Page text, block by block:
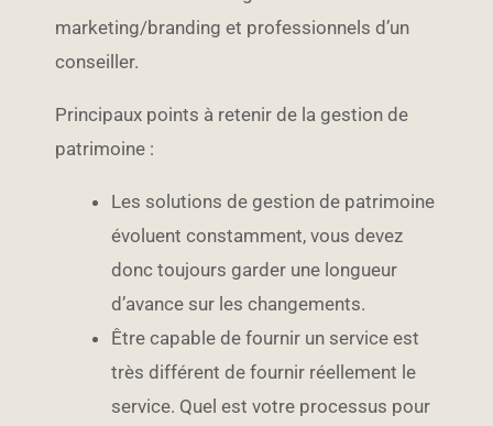
marketing/branding et professionnels d’un
conseiller.
Principaux points à retenir de la gestion de
patrimoine :
Les solutions de gestion de patrimoine
évoluent constamment, vous devez
donc toujours garder une longueur
d’avance sur les changements.
Être capable de fournir un service est
très différent de fournir réellement le
service. Quel est votre processus pour